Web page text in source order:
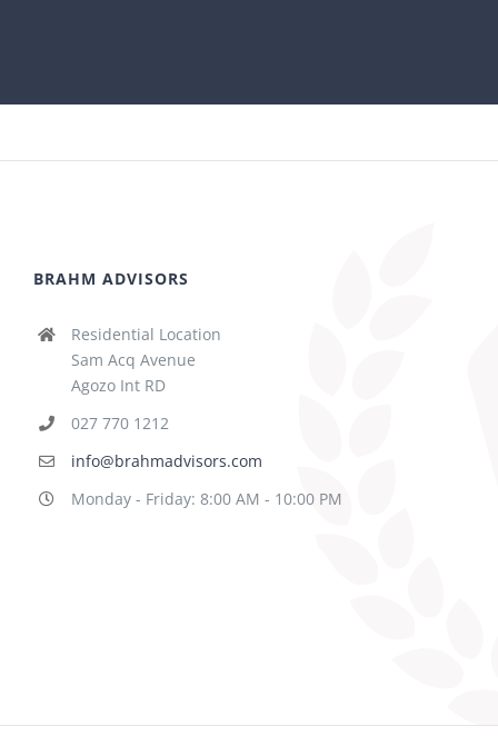
BRAHM ADVISORS
Residential Location
Sam Acq Avenue
Agozo Int RD
027 770 1212
info@brahmadvisors.com
Monday - Friday: 8:00 AM - 10:00 PM